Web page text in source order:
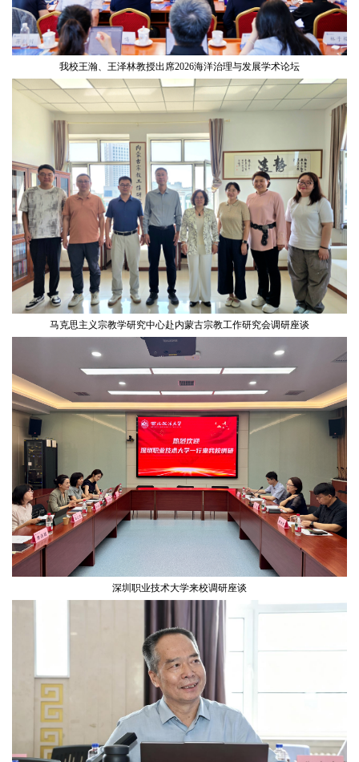
我校王瀚、王泽林教授出席2026海洋治理与发展学术论坛
马克思主义宗教学研究中心赴内蒙古宗教工作研究会调研座谈
深圳职业技术大学来校调研座谈